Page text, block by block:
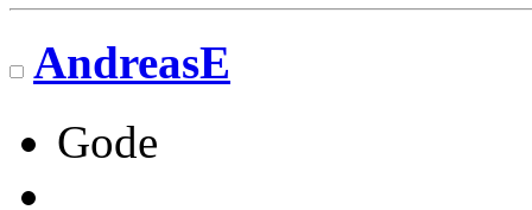
AndreasE
Gode